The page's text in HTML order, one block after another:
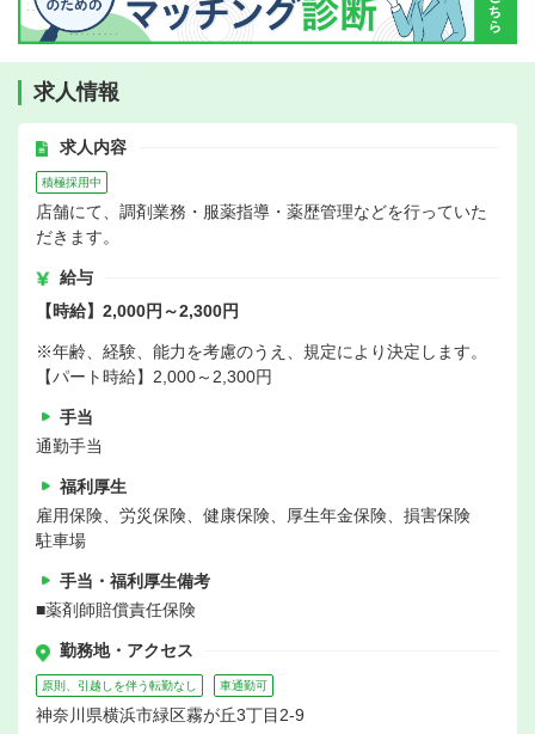
求人情報
求人内容
積極採用中
店舗にて、調剤業務・服薬指導・薬歴管理などを行っていた
だきます。
給与
【時給】2,000円～2,300円
※年齢、経験、能力を考慮のうえ、規定により決定します。
【パート時給】2,000～2,300円
手当
通勤手当
福利厚生
雇用保険、労災保険、健康保険、厚生年金保険、損害保険
駐車場
手当・福利厚生備考
■薬剤師賠償責任保険
勤務地・アクセス
原則、引越しを伴う転勤なし 車通勤可
神奈川県横浜市緑区霧が丘3丁目2-9